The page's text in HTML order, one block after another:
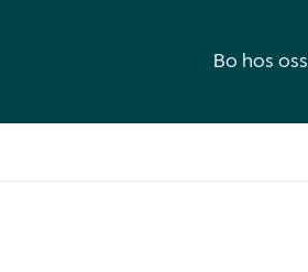
Bo hos oss